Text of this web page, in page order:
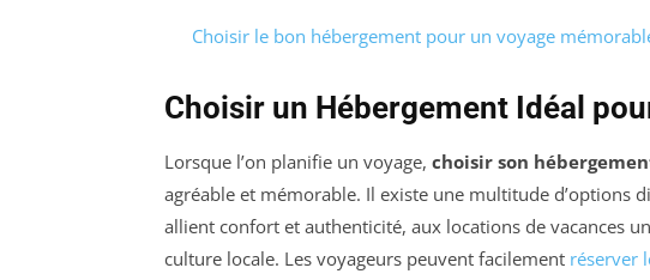
Choisir le bon hébergement pour un voyage
Choisir un Hébergement Idéal
Lorsque l’on planifie un voyage, choisir son
agréable et mémorable. Il existe une multitude d’options
allient confort et authenticité, aux locations de vacances
culture locale. Les voyageurs peuvent facilement réserver